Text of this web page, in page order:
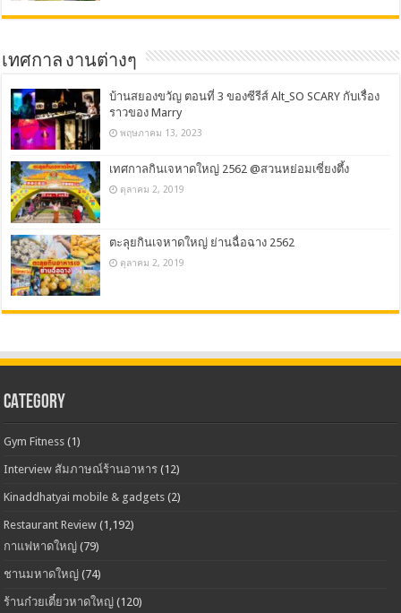
เทศกาล งานต่างๆ
บ้านสยองขวัญ ตอนที่ 3 ของซีรีส์ Alt_SO SCARY กับเรื่อง
ราวของ Marry
พฤษภาคม 13, 2023
เทศกาลกินเจหาดใหญ่ 2562 @สวนหย่อมเซี่ยงตึ้ง
ตุลาคม 2, 2019
ตะลุยกินเจหาดใหญ่ ย่านฉื่อฉาง 2562
ตุลาคม 2, 2019
CATEGORY
Gym Fitness (1)
Interview สัมภาษณ์ร้านอาหาร (12)
Kinaddhatyai mobile & gadgets (2)
Restaurant Review (1,192)
กาแฟหาดใหญ่ (79)
ชานมหาดใหญ่ (74)
ร้านก๋วยเตี๋ยวหาดใหญ่ (120)